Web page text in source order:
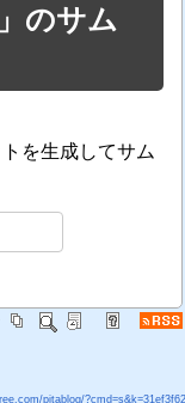
のサム
を生成してサム
pitablog/